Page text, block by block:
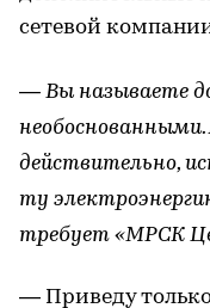
сетевой
— Вы называете
необоснованными.
действительно,
ту
требует «МРСК
— Приведу